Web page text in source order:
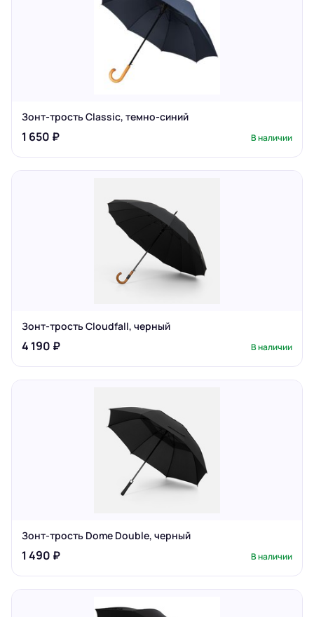
Зонт-трость Classic, темно-синий
1 650 ₽ В наличии
Зонт-трость Cloudfall, черный
4 190 ₽ В наличии
Зонт-трость Dome Double, черный
1 490 ₽ В наличии